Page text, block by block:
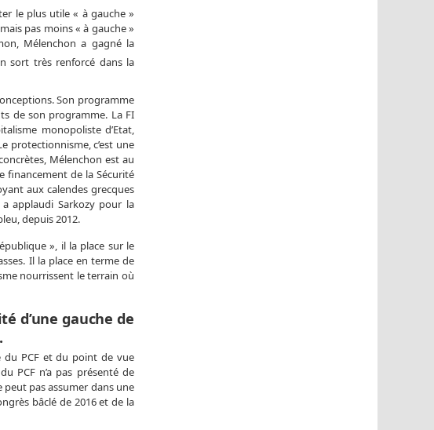
le plus utile « à gauche »
pas moins « à gauche »
Mélenchon a gagné la
sort très renforcé dans la
Son programme
de son programme. La FI
monopoliste d’Etat,
protectionnisme, c’est une
Mélenchon est au
financement de la Sécurité
aux calendes grecques
applaudi Sarkozy pour la
depuis 2012.
», il la place sur le
Il la place en terme de
nourrissent le terrain où
d’une gauche de
du PCF et du point de vue
PCF n’a pas présenté de
peut pas assumer dans une
bâclé de 2016 et de la